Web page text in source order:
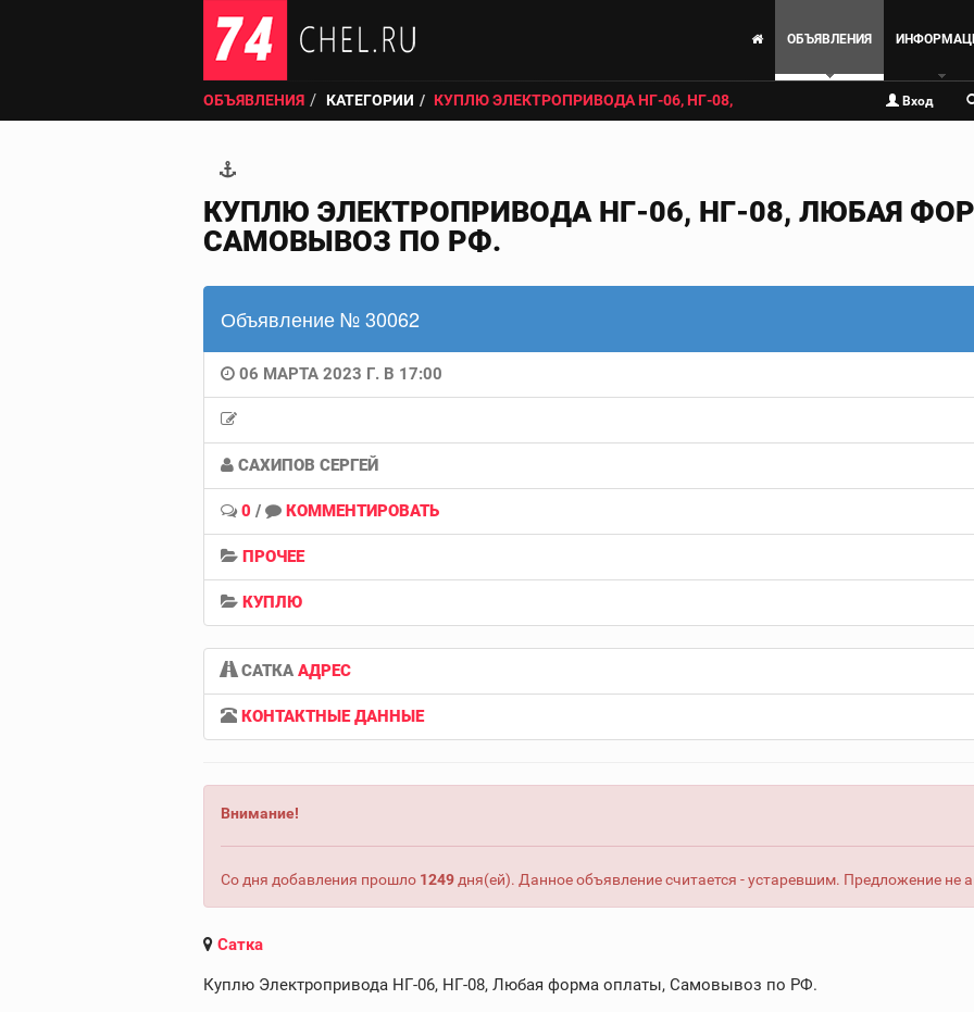
ОБЪЯВЛЕНИЯ
ОБЪЯВЛЕНИЯ КАТЕГОРИИ КУПЛЮ ЭЛЕКТРОПРИВОДА НГ-06, НГ-08, Вход
КУПЛЮ ЭЛЕКТРОПРИВОДА НГ-06, НГ-08, ЛЮБАЯ
САМОВЫВОЗ ПО РФ.
Объявление № 30062
06 МАРТА 2023 Г. В 17:00
САХИПОВ СЕРГЕЙ
0 / КОММЕНТИРОВАТЬ
ПРОЧЕЕ
КУПЛЮ
САТКА АДРЕС
КОНТАКТНЫЕ ДАННЫЕ
Внимание!
Со дня добавления прошло 1249 дня(ей). Данное объявление считается - устаревшим. Предложение не
Сатка
Куплю Электропривода НГ-06, НГ-08, Любая форма оплаты, Самовывоз по РФ.